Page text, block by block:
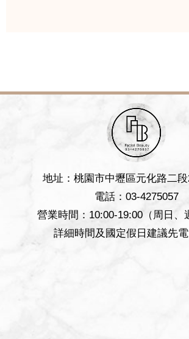
地址：桃園市中壢區元化路二
電話： 03-4275057
營業時間：10:00-19:00（周日、
詳細時間及國定假日建議先